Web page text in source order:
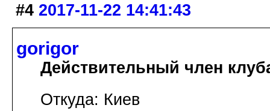
#4 2017-11-22 14:41:43
gorigor
Действительный член
Откуда: Киев